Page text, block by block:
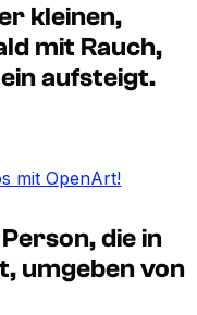
kleinen,
mit Rauch,
aufsteigt.
mit OpenArt!
die in
umgeben von